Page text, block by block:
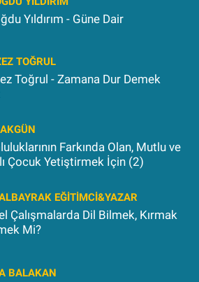
Yıldırım - Güne Dair
TOĞRUL
Toğrul - Zamana Dur Demek
Farkında Olan, Mutlu ve
Çocuk Yetiştirmek İçin (2)
EĞITIMCI&YAZAR
Çalışmalarda Dil Bilmek, Kırmak
Mi?
BALAKAN